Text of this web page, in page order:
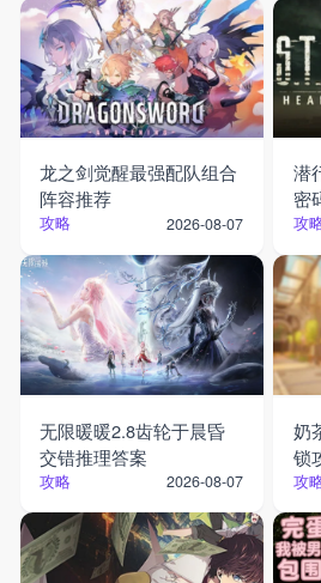
龙之剑觉醒最强配队组合
阵容推荐
攻略 2026-08-07
潜
密
攻
无限暖暖2.8齿轮于晨昏
交错推理答案
攻略 2026-08-07
奶
锁
攻